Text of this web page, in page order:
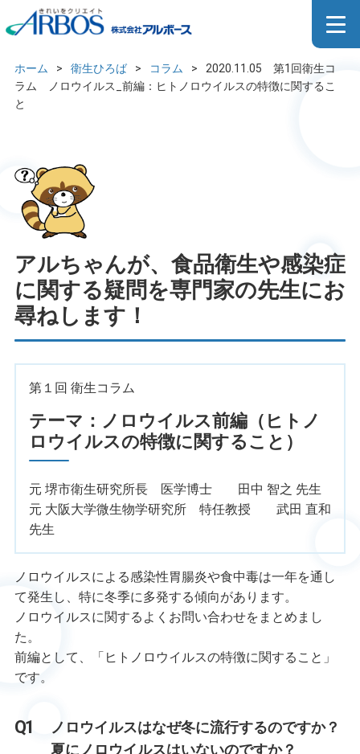
ム ノロウイルス_前編：ヒト
ノロウイルスの特徴に関する
こと
ホーム > 衛生ひろば > コラム >
2020.11.05 第1回衛生コ
ラム ノロウイルス_前編：ヒトノロウイルスの特徴に関するこ
と
アルちゃんが、食品衛生や感染症
に関する疑問を専門家の先生にお
尋ねします！
第１回 衛生コラム
テーマ：ノロウイルス前編（ヒトノ
ロウイルスの特徴に関すること）
元 堺市衛生研究所長 医学博士 田中 智之 先生
元 大阪大学微生物学研究所 特任教授 武田 直和
先生
ノロウイルスによる感染性胃腸炎や食中毒は一年を通し
て発生し、特に冬季に多発する傾向があります。
ノロウイルスに関するよくお問い合わせをまとめまし
た。
前編として、「ヒトノロウイルスの特徴に関すること」
です。
ノロウイルスはなぜ冬に流行するのですか？
夏にノロウイルスはいないのですか？